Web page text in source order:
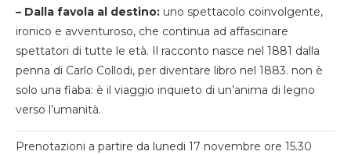
– Dalla favola al destino: uno spettacolo coinvolgente,
ironico e avventuroso, che continua ad affascinare
spettatori di tutte le età. Il racconto nasce nel 1881 dalla
penna di Carlo Collodi, per diventare libro nel 1883. non è
solo una fiaba: è il viaggio inquieto di un’anima di legno
verso l’umanità.
Prenotazioni a partire da lunedi 17 novembre ore 15.30